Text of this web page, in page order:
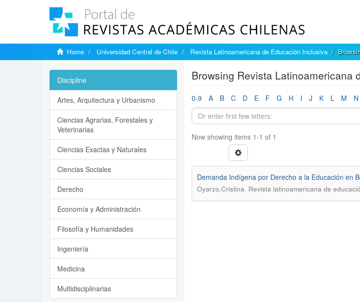
Home Universidad Central de Chile Revista Latinoamericana de Educación Inclusiva
Browsing Revista Latinoamericana
0-9 A B C D E F G H I J K L M N
Now showing items 1-1 of 1
Demanda Indígena por Derecho a la Educación en
Oyarzo,Cristina. Revista latinoamericana de
Discipline
Artes, Arquitectura y Urbanismo
Ciencias Agrarias, Forestales y
Veterinarias
Ciencias Exactas y Naturales
Ciencias Sociales
Derecho
Economía y Administración
Filosofía y Humanidades
Ingeniería
Medicina
Multidisciplinarias